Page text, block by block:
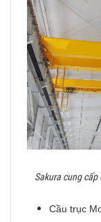
Sakura cung
Cầu trục